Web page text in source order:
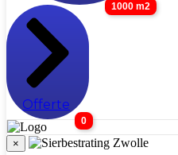
1000 m2
Offerte
0
×